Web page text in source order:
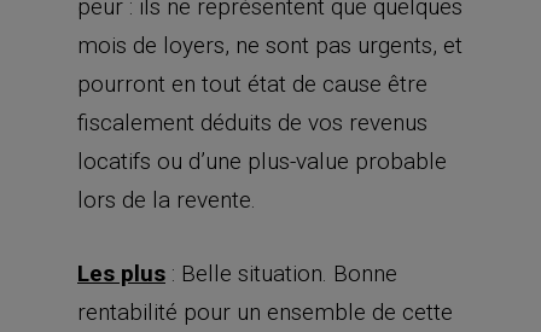
peur : ils ne représentent que quelques
mois de loyers, ne sont pas urgents, et
pourront en tout état de cause être
fiscalement déduits de vos revenus
locatifs ou d’une plus-value probable
lors de la revente.
Les plus : Belle situation. Bonne
rentabilité pour un ensemble de cette